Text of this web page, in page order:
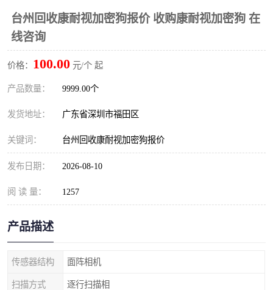
台州回收康耐视加密狗报价 收购康耐视加密狗 在
线咨询
价格： 100.00 元/个 起
产品数量： 9999.00个
发货地址： 广东省深圳市福田区
关键词： 台州回收康耐视加密狗报价
发布日期： 2026-08-10
阅 读 量： 1257
产品描述
传感器结构 面阵相机
扫描方式 逐行扫描相